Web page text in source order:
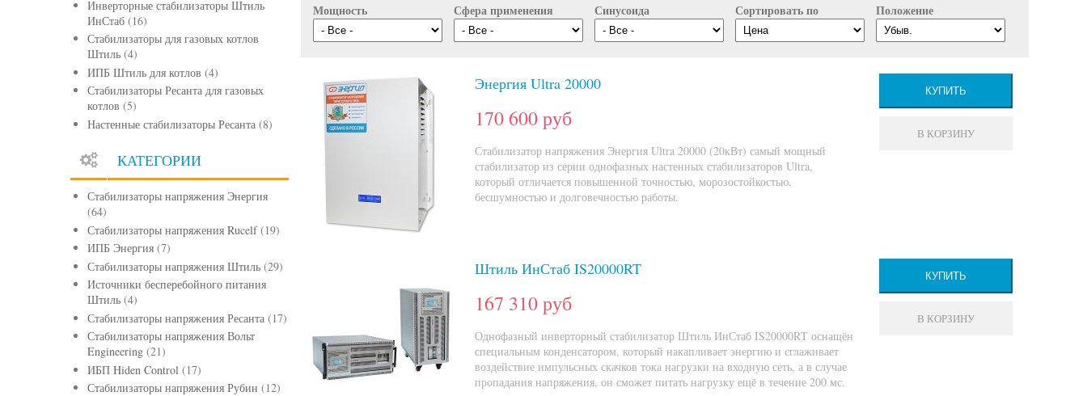
Инверторные стабилизаторы Штиль
ИнСтаб (16)
Стабилизаторы для газовых котлов
Штиль (4)
ИПБ Штиль для котлов (4)
Стабилизаторы Ресанта для газовых
котлов (5)
Настенные стабилизаторы Ресанта (8)
КАТЕГОРИИ
Стабилизаторы напряжения Энергия
(64)
Стабилизаторы напряжения Rucelf(19)
ИПБ Энергия (7)
Стабилизаторы напряжения Штиль (29)
Источники бесперебойного питания
Штиль (4)
Стабилизаторы напряжения Ресанта (17)
Стабилизаторы напряжения Вольт
Engineering (21)
ИБП Hiden Control (17)
Стабилизаторы напряжения Рубин (12)
Мощность Сфера применения Синусоида Сортировать по Положение
Энергия Ultra 20000
170 600 руб
Стабилизатор напряжения Энергия Ultra 20000 (20кВт) самый мощный
стабилизатор из серии однофазных настенных стабилизаторов Ultra,
который отличается повышенной точностью, морозостойкостью,
бесшумностью и долговечностью работы.
КУПИТЬ
В КОРЗИНУ
Штиль ИнСтаб IS20000RT
167 310 руб
Однофазный инверторный стабилизатор Штиль ИнСтаб IS20000RT оснащён
специальным конденсатором, который накапливает энергию и сглаживает
воздействие импульсных скачков тока нагрузки на входную сеть, а в случае
пропадания напряжения, он сможет питать нагрузку ещё в течение 200 мс.
КУПИТЬ
В КОРЗИНУ